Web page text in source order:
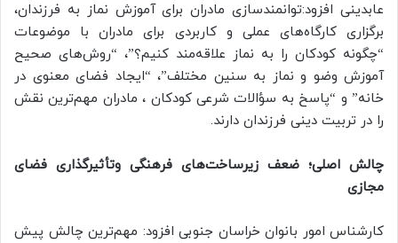
عابدینی افزود:توانمندسازی مادران برای آموزش نماز به فرزندان،
برگزاری کارگاه‌های عملی و کاربردی برای مادران با موضوعات
“چگونه کودکان را به نماز علاقه‌مند کنیم؟”، “روش‌های صحیح
آموزش وضو و نماز به سنین مختلف”، “ایجاد فضای معنوی در
خانه” و “پاسخ به سؤالات شرعی کودکان ، مادران مهم‌ترین نقش
را در تربیت دینی فرزندان دارند.
چالش اصلی؛ ضعف زیرساخت‌های فرهنگی وتأثیرگذاری فضای
مجازی
کارشناس امور بانوان خراسان جنوبی افزود: مهم‌ترین چالش پیش